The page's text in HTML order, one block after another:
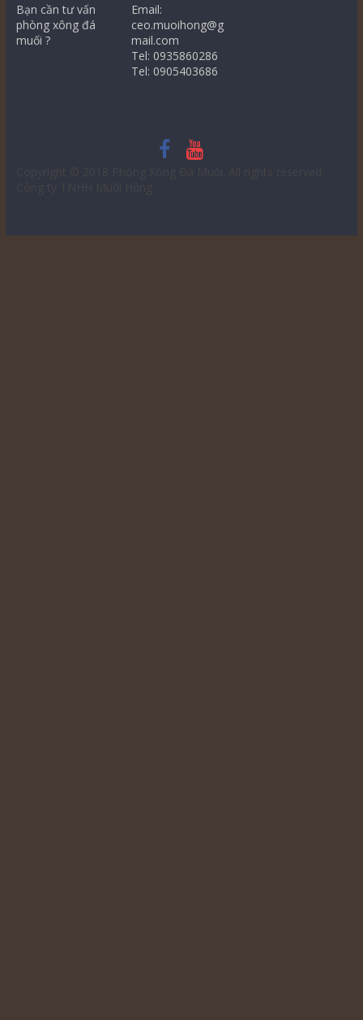
Bạn cần tư vấn
phòng xông đá
muối ?
Email:
ceo.muoihong@g
mail.com
Tel: 0935860286
Tel: 0905403686